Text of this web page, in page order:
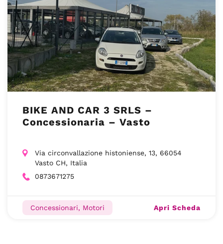
BIKE AND CAR 3 SRLS –
Concessionaria – Vasto
Via circonvallazione histoniense, 13, 66054
Vasto CH, Italia
0873671275
Concessionari, Motori Apri Scheda